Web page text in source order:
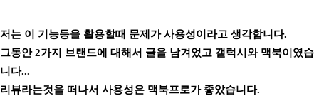
저는 이 기능등을 활용할때 문제가 사용성이라고 생각합니다.
그동안 2가지 브랜드에 대해서 글을 남겨었고 갤럭시와 맥북이였습
니다...
리뷰라는것을 떠나서 사용성은 맥북프로가 좋았습니다.